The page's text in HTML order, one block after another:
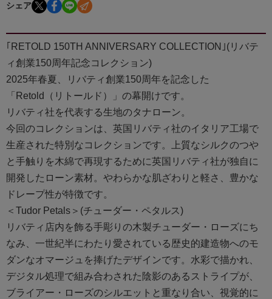
シェア
｢RETOLD 150TH ANNIVERSARY COLLECTION｣(リバテ
ィ創業150周年記念コレクション)
2025年春夏、リバティ創業150周年を記念した
「Retold（リトールド）」の幕開けです。
リバティ社を代表する生地のタナローン。
今回のコレクションは、英国リバティ社のイタリア工場で
生産された特別なコレクションです。上質なシルクのつや
と手触りを木綿で再現するために英国リバティ社が独自に
開発したローン素材。やわらかな肌ざわりと軽さ、豊かな
ドレープ性が特徴です。
＜Tudor Petals＞(チューダー・ペタルス)
リバティ店内を飾る手彫りの木製チューダー・ローズにち
なみ、一世紀半にわたり愛されている歴史的建造物へのモ
ダンなオマージュを捧げたデザインです。水彩で描かれ、
デジタル処理で組み合わされた陰影のあるストライプが、
ブライアー・ローズのシルエットと重なり合い、視覚的に